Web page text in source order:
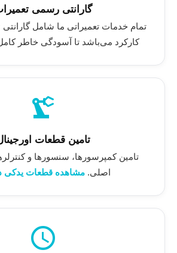
گارانتی رسمی
کارکرد می‌باشد تا آسودگی خاطر
precision_manufacturing
تامین قطعات
تامین کمپرسورها، سنسورها و
اصلی.مشاهده قطعات یدکی در
schedule